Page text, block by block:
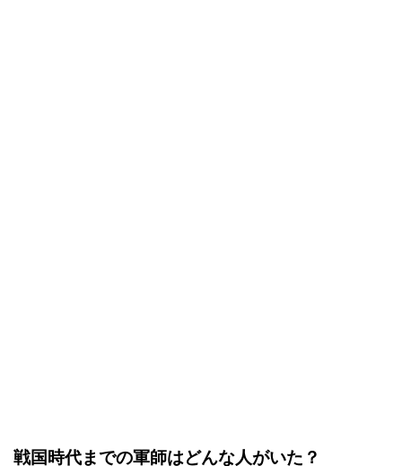
戦国時代までの軍師はどんな人がいた？